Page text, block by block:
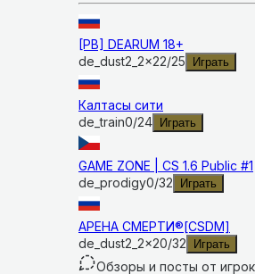
[PB] DEARUM 18+
de_dust2_2x22/25 Играть
Калтасы сити
de_train0/24 Играть
GAME ZONE | CS 1.6 Public #1
de_prodigy0/32 Играть
АРЕНА СМЕРТИ®[CSDM]
de_dust2_2x20/32 Играть
Обзоры и посты от